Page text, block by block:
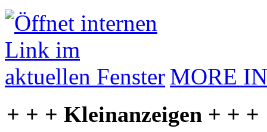
MORE
+ + + Kleinanzeigen + + +